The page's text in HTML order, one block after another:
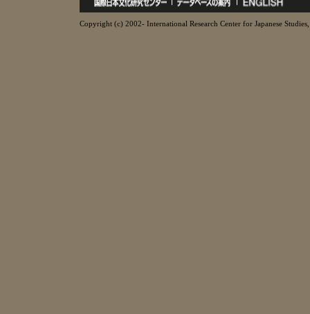
Copyright (c) 2002- International Research Center for Japanese